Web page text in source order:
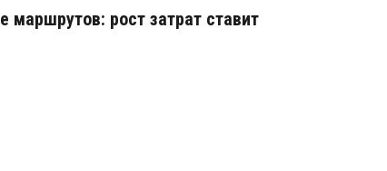
маршрутов: рост затрат ставит